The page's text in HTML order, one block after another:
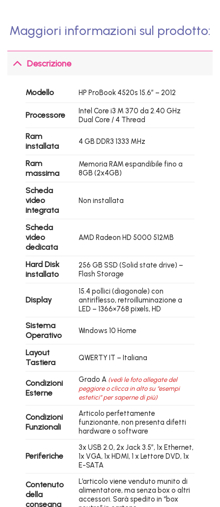
Maggiori informazioni sul prodotto:
Descrizione
Modello HP ProBook 4520s 15.6″ – 2012
Processore
Intel Core i3 M 370 da 2.40 GHz
Dual Core / 4 Thread
Ram
installata
4 GB DDR3 1333 MHz
Ram
massima
Memoria RAM espandibile fino a
8GB (2x4GB)
Scheda
video
integrata
Non installata
Scheda
video
dedicata
AMD Radeon HD 5000 512MB
Hard Disk
installato
256 GB SSD (Solid state drive) –
Flash Storage
Display
15.4 pollici (diagonale) con
antiriflesso, retroilluminazione a
LED – 1366×768 pixels, HD
Sistema
Operativo
Windows 10 Home
Layout
Tastiera
QWERTY IT – Italiana
Condizioni
Esterne
Grado A (vedi le foto allegate del
peggiore o clicca in alto su “esempi
estetici” per saperne di più)
Condizioni
Funzionali
Articolo perfettamente
funzionante, non presenta difetti
hardware o software
Periferiche
3x USB 2.0, 2x Jack 3.5″, 1x Ethernet,
1x VGA, 1x HDMI, 1 x Lettore DVD, 1x
E-SATA
Contenuto
della
consegna
L’articolo viene venduto munito di
alimentatore, ma senza box o altri
accessori. Sarà spedito in “box